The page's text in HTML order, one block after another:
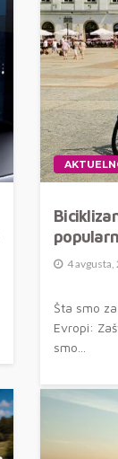
4 avgusta,
Šta smo
Evropi:
smo...